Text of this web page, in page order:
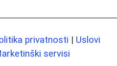
privatnosti | Uslovi
servisi